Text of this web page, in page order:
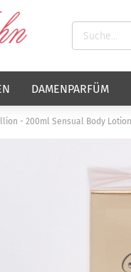
DAMENPARFÜM
- 200ml Sensual Body Lotion